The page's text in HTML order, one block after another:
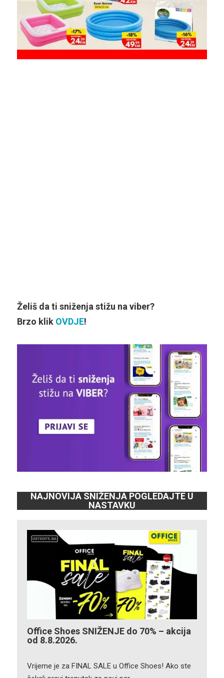
Želiš da ti sniženja stižu na viber?
Brzo klik OVDJE!
NAJNOVIJA SNIŽENJA POGLEDAJTE U
NASTAVKU
Office Shoes SNIŽENJE do 70% – akcija
od 8.8.2026.
Vrijeme je za FINAL SALE u Office Shoes! Ako ste